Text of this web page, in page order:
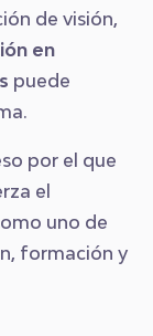
de visión,
en
puede
por el que
el
uno de
formación y